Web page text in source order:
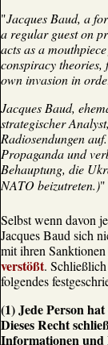
"Jacques Baud, a
a regular guest on
acts as a
conspiracy
own invasion in
Jacques Baud,
strategischer
Radiosendungen
Propaganda und
Behauptung, die
NATO beizutreten.)"
Selbst wenn davon
Jacques Baud sich
mit ihren
verstößt.
folgendes
(1) Jede Person
Dieses Recht
Informationen und